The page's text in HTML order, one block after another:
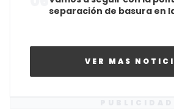
separación de basura en
VER MAS